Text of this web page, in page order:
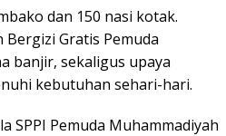
dan 150 nasi kotak.
Gratis Pemuda
banjir, sekaligus upaya
kebutuhan sehari-hari.
SPPI Pemuda Muhammadiyah